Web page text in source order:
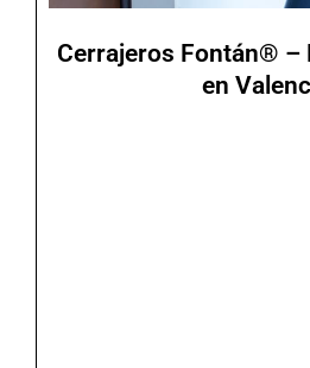
Cerrajeros Fontán® –
en